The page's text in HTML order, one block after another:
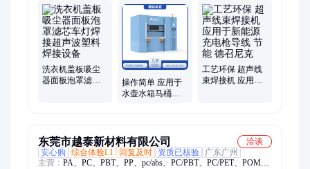
焊接机、旋转摩擦焊机、线束端子焊机
洗衣机盖板吸尘
器面板泡罩滤芯
操作简单 应用于
水壶水箱马桶座
工艺环保 超声线
束焊接机 应用于
东莞市越泰新材料有限公司
洽谈
安心购
综合体验L1 回复及时 资质已核验
广东广州
主营： PA、PC、PBT、PP、pc/abs、PC/PBT、PC/PET、POM、